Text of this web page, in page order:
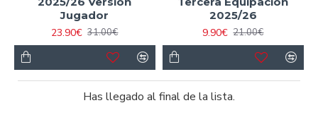
Jugador
23.90€ 31.00€
2025/26
9.90€ 21.00€
Has llegado al final de la lista.